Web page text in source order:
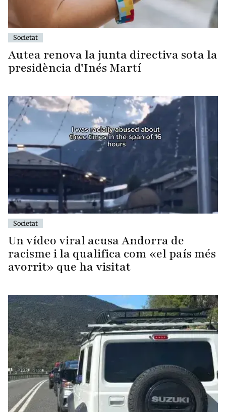
Societat
Autea renova la junta directiva sota la
presidència d’Inés Martí
Societat
Un vídeo viral acusa Andorra de
racisme i la qualifica com «el país més
avorrit» que ha visitat